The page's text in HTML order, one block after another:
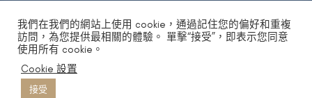
聯絡我們
私隱政策|人工智能道德聲明
DYXnet. All Right Reserved.
我們在我們的網站上使用 cookie，通過記住您的偏好和重複
訪問，為您提供最相關的體驗。 單擊“接受”，即表示您同意
使用所有 cookie。
Cookie 設置
接受